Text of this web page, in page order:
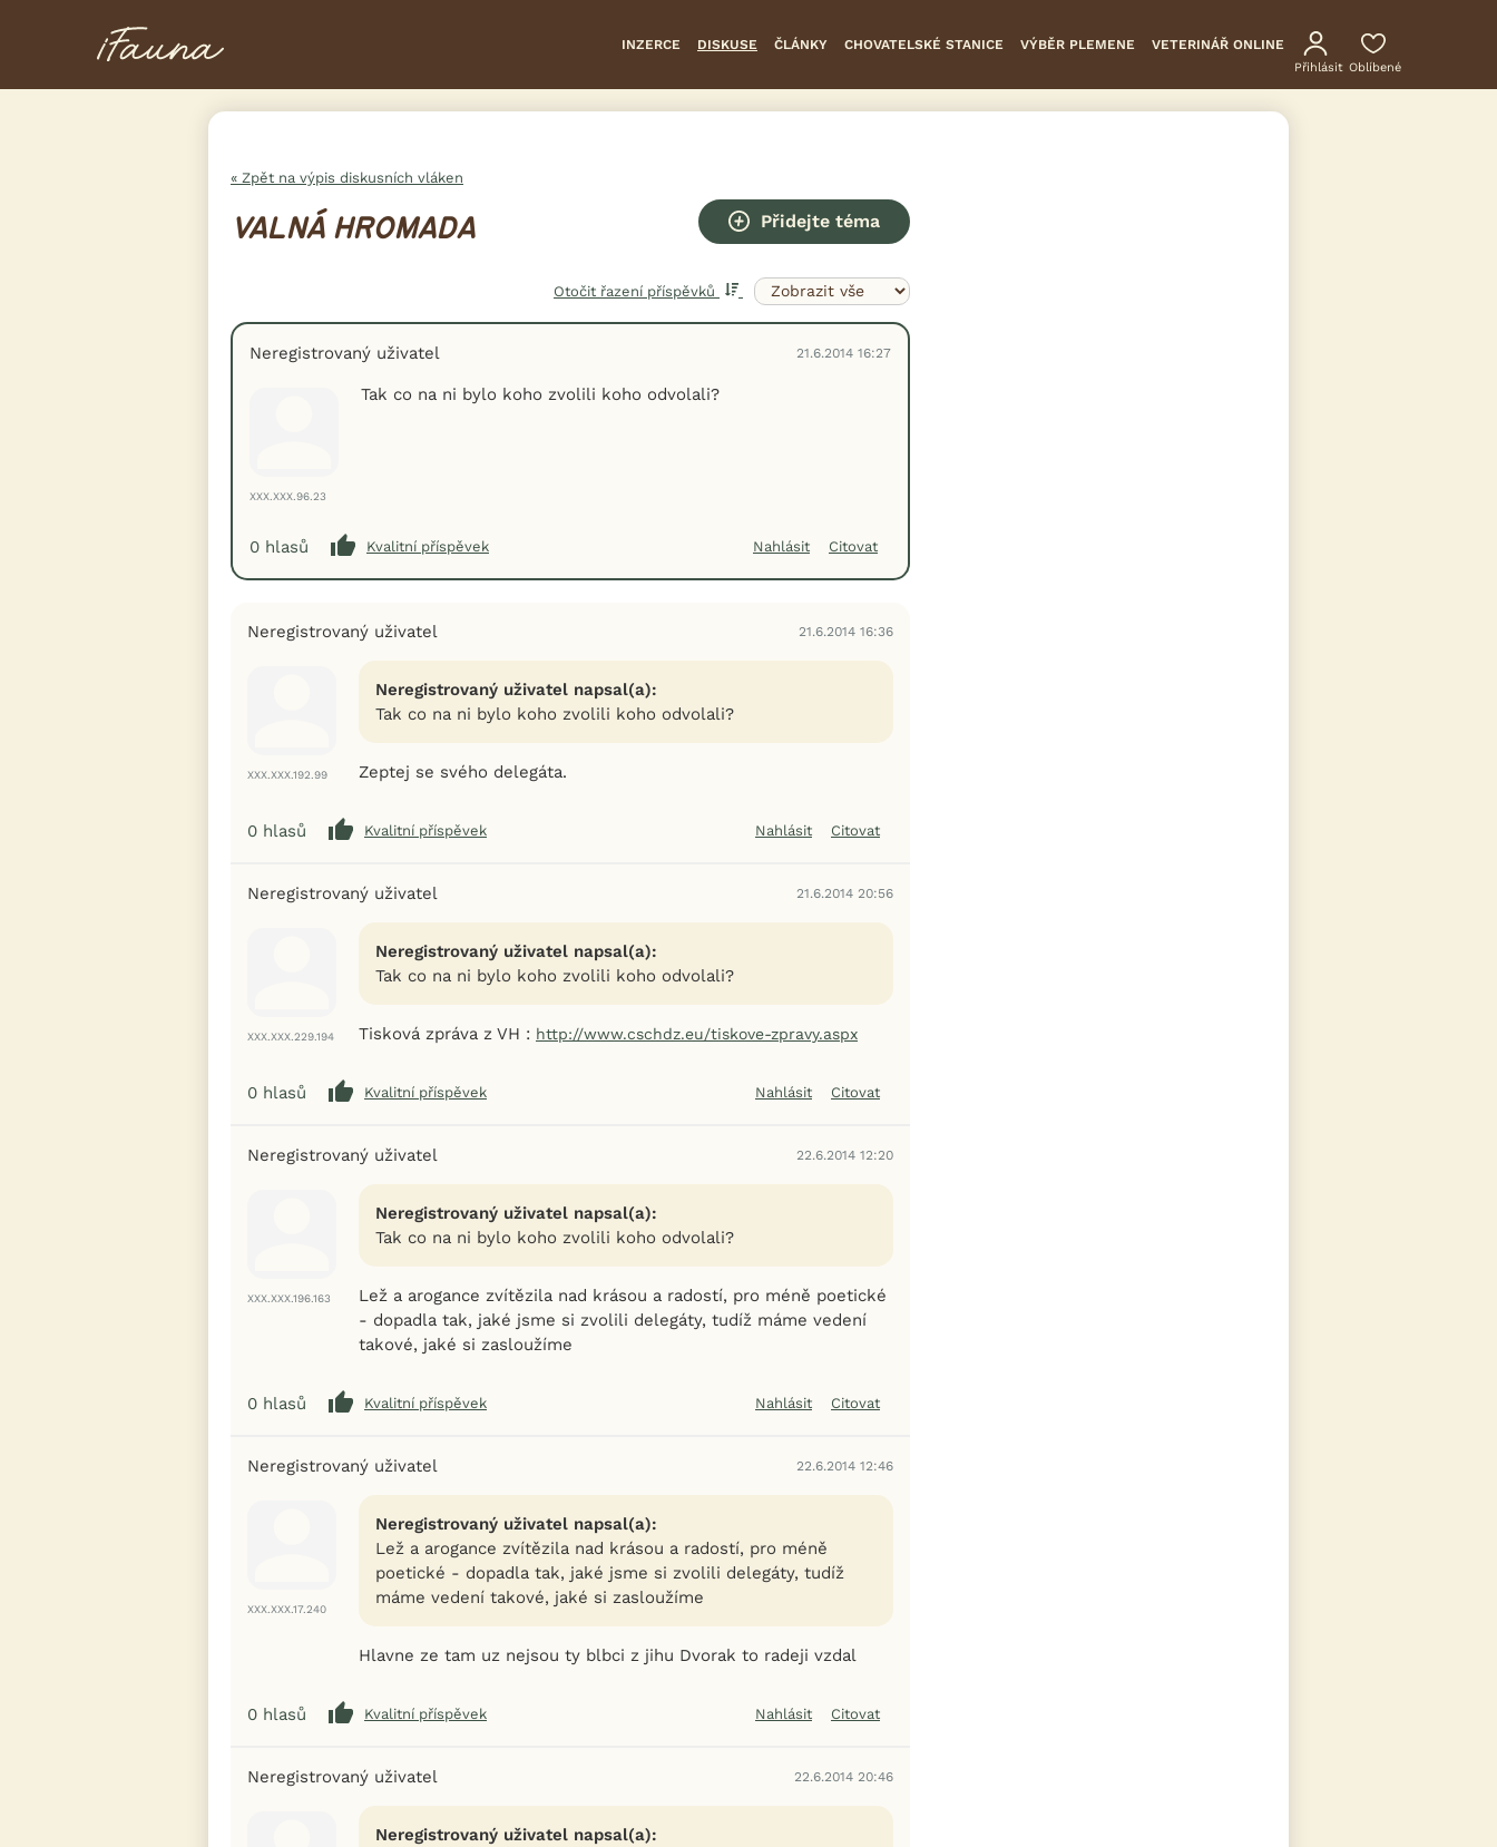
INZERCE DISKUSE ČLÁNKY CHOVATELSKÉ STANICE VÝBĚR PLEMENE VETERINÁŘ ONLINE
Přihlásit Oblíbené
« Zpět na výpis diskusních vláken
VALNÁ HROMADA Přidejte téma
Otočit řazení příspěvků
Neregistrovaný uživatel 21.6.2014 16:27
XXX.XXX.96.23
Tak co na ni bylo koho zvolili koho odvolali?
0 hlasů Kvalitní příspěvek Nahlásit Citovat
Neregistrovaný uživatel 21.6.2014 16:36
XXX.XXX.192.99
Neregistrovaný uživatel napsal(a):
Tak co na ni bylo koho zvolili koho odvolali?
Zeptej se svého delegáta.
0 hlasů Kvalitní příspěvek Nahlásit Citovat
Neregistrovaný uživatel 21.6.2014 20:56
XXX.XXX.229.194
Neregistrovaný uživatel napsal(a):
Tak co na ni bylo koho zvolili koho odvolali?
Tisková zpráva z VH : http://www.cschdz.eu/tiskove-zpravy.aspx
0 hlasů Kvalitní příspěvek Nahlásit Citovat
Neregistrovaný uživatel 22.6.2014 12:20
XXX.XXX.196.163
Neregistrovaný uživatel napsal(a):
Tak co na ni bylo koho zvolili koho odvolali?
Lež a arogance zvítězila nad krásou a radostí, pro méně poetické
- dopadla tak, jaké jsme si zvolili delegáty, tudíž máme vedení
takové, jaké si zasloužíme
0 hlasů Kvalitní příspěvek Nahlásit Citovat
Neregistrovaný uživatel 22.6.2014 12:46
XXX.XXX.17.240
Neregistrovaný uživatel napsal(a):
Lež a arogance zvítězila nad krásou a radostí, pro méně
poetické - dopadla tak, jaké jsme si zvolili delegáty, tudíž
máme vedení takové, jaké si zasloužíme
Hlavne ze tam uz nejsou ty blbci z jihu Dvorak to radeji vzdal
0 hlasů Kvalitní příspěvek Nahlásit Citovat
Neregistrovaný uživatel 22.6.2014 20:46
Neregistrovaný uživatel napsal(a):